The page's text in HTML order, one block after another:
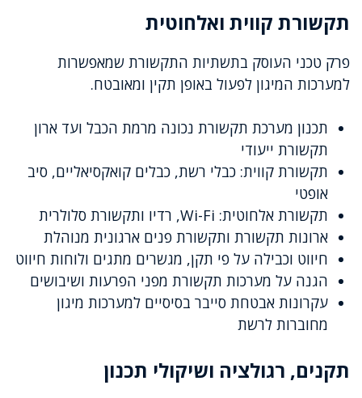
תקשורת קווית ואלחוטית
פרק טכני העוסק בתשתיות התקשורת שמאפשרות
למערכות המיגון לפעול באופן תקין ומאובטח.
תכנון מערכת תקשורת נכונה מרמת הכבל ועד ארון
תקשורת ייעודי
תקשורת קווית: כבלי רשת, כבלים קואקסיאליים, סיב
אופטי
תקשורת אלחוטית: Wi-Fi, רדיו ותקשורת סלולרית
ארונות תקשורת ותקשורת פנים ארגונית מנוהלת
חיווט וכבילה על פי תקן, מגשרים מתגים ולוחות חיווט
הגנה על מערכות תקשורת מפני הפרעות ושיבושים
עקרונות אבטחת סייבר בסיסיים למערכות מיגון
מחוברות לרשת
תקנים, רגולציה ושיקולי תכנון